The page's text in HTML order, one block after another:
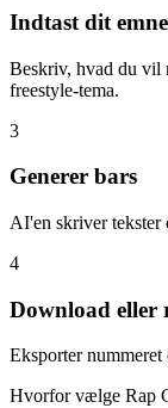
Indtast dit emne
Beskriv, hvad du vil
freestyle-tema.
3
Generer bars
AI'en skriver tekster
4
Download eller
Eksporter
Hvorfor vælge Rap